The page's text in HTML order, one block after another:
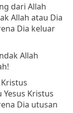
dari Allah
Allah atau Dia
Dia keluar
Allah
Kristus
Dia utusan